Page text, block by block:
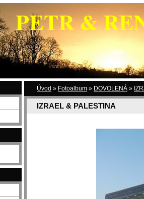
PETR &
Úvod » Fotoalbum » DOVOLENÁ »
IZRAEL & PALESTINA